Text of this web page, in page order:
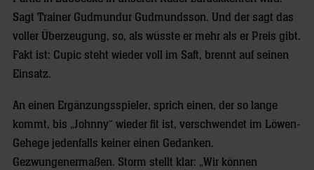
Sagt Trainer Gudmundur Gudmundsson. Und der sagt das
voller Überzeugung, so, als wüsste er mehr als er Preis gibt.
Fakt ist: Cupic steht wieder voll im Saft, brennt auf seinen
Einsatz.
An einen Ergänzungsspieler, sprich einen, der so lange
kommt, bis „Johnny“ wieder fit ist, verschwendet im Löwen-
Gehege jedenfalls keiner einen Gedanken.
Gezwungenermaßen. Storm stellt klar: „Wir können